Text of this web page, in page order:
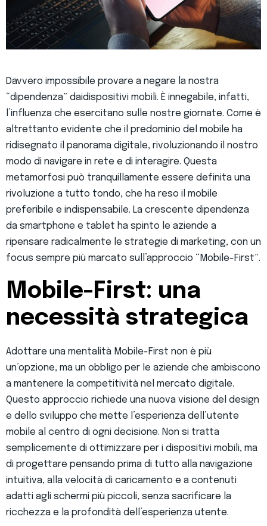
Davvero impossibile provare a negare la nostra
“dipendenza” daidispositivi mobili. È innegabile, infatti,
l’influenza che esercitano sulle nostre giornate. Come è
altrettanto evidente che il predominio del mobile ha
ridisegnato il panorama digitale, rivoluzionando il nostro
modo di navigare in rete e di interagire. Questa
metamorfosi può tranquillamente essere definita una
rivoluzione a tutto tondo, che ha reso il mobile
preferibile e indispensabile. La crescente dipendenza
da smartphone e tablet ha spinto le aziende a
ripensare radicalmente le strategie di marketing, con un
focus sempre più marcato sull’approccio “Mobile-First”.
Mobile-First: una
necessità strategica
Adottare una mentalità Mobile-First non è più
un’opzione, ma un obbligo per le aziende che ambiscono
a mantenere la competitività nel mercato digitale.
Questo approccio richiede una nuova visione del design
e dello sviluppo che mette l’esperienza dell’utente
mobile al centro di ogni decisione. Non si tratta
semplicemente di ottimizzare per i dispositivi mobili, ma
di progettare pensando prima di tutto alla navigazione
intuitiva, alla velocità di caricamento e a contenuti
adatti agli schermi più piccoli, senza sacrificare la
ricchezza e la profondità dell’esperienza utente.